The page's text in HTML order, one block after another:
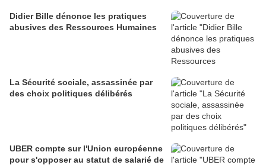
Didier Bille dénonce les pratiques
abusives des Ressources Humaines
La Sécurité sociale, assassinée par
des choix politiques délibérés
UBER compte sur l'Union européenne
pour s'opposer au statut de salarié de